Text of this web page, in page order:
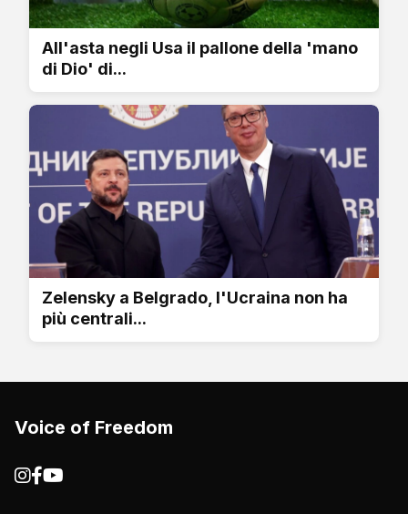
All'asta negli Usa il pallone della 'mano
di Dio' di...
Zelensky a Belgrado, l'Ucraina non ha
più centrali...
Voice of Freedom